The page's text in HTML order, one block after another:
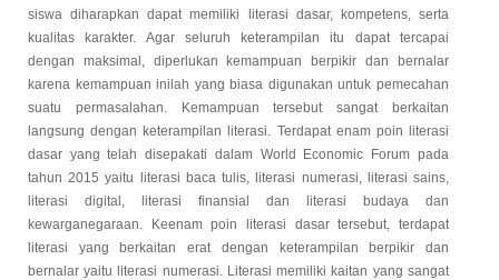
siswa diharapkan dapat memiliki literasi dasar, kompetens, serta
kualitas karakter. Agar seluruh keterampilan itu dapat tercapai
dengan maksimal, diperlukan kemampuan berpikir dan bernalar
karena kemampuan inilah yang biasa digunakan untuk pemecahan
suatu permasalahan. Kemampuan tersebut sangat berkaitan
langsung dengan keterampilan literasi. Terdapat enam poin literasi
dasar yang telah disepakati dalam World Economic Forum pada
tahun 2015 yaitu literasi baca tulis, literasi numerasi, literasi sains,
literasi digital, literasi finansial dan literasi budaya dan
kewarganegaraan. Keenam poin literasi dasar tersebut, terdapat
literasi yang berkaitan erat dengan keterampilan berpikir dan
bernalar yaitu literasi numerasi. Literasi memiliki kaitan yang sangat